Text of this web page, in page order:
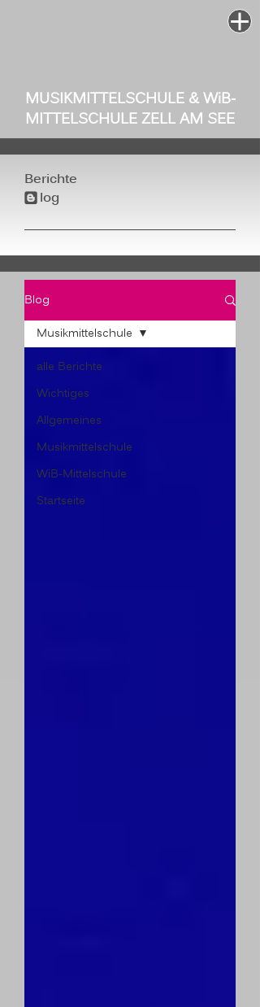
MUSIKMITTELSCHULE & WiB-
MITTELSCHULE ZELL AM SEE
Berichte
b log
Blog
alle Berichte
Wichtiges
Allgemeines
Musikmittelschule
WiB-Mittelschule
Startseite
Musikmittelschule